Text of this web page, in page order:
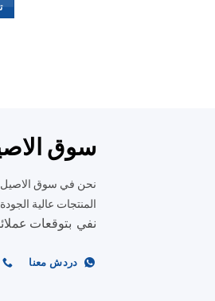
سوق
نحن في سوق الاصيل
المنتجات عالية
نفي بتوقعات
دردش معنا